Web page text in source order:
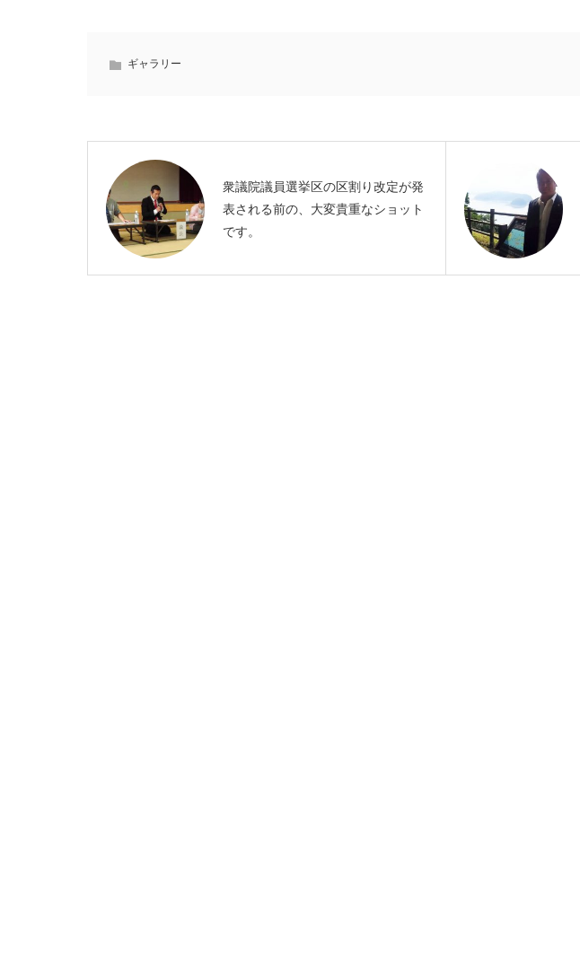
ギャラリー
衆議院議員選挙区の区割り改定が発
表される前の、大変貴重なショット
です。